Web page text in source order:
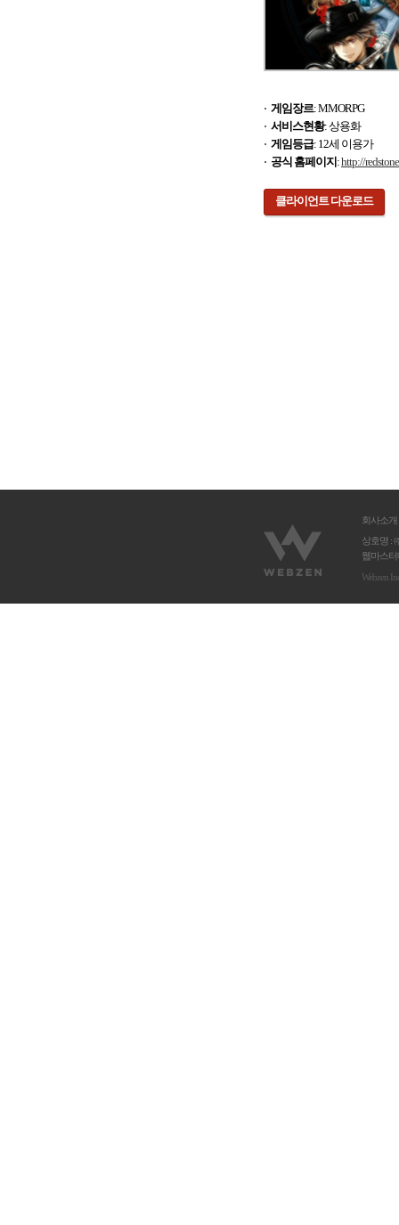
게임장르: MMORPG
서비스현황: 상용화
게임등급: 12세 이용가
공식 홈페이지 :http://
클라이언트 다운로드
회사소개
상호명 :
웹마스
Webzen